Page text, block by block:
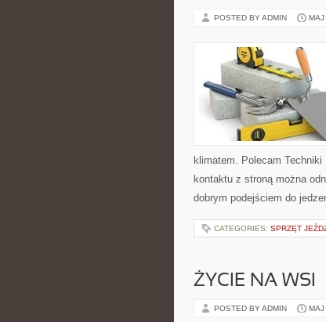
POSTED BY ADMIN
klimatem. Polecam
kontaktu z stroną można
dobrym podejściem do
CATEGORIES: SPRZĘT
ŻYCIE NA WSI
POSTED BY ADMIN